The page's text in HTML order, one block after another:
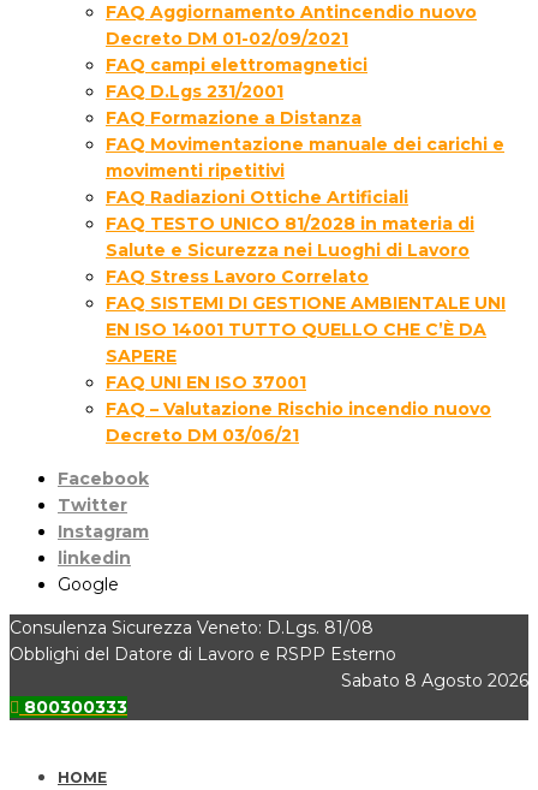
FAQ Aggiornamento Antincendio nuovo
Decreto DM 01-02/09/2021
FAQ campi elettromagnetici
FAQ D.Lgs 231/2001
FAQ Formazione a Distanza
FAQ Movimentazione manuale dei carichi e
movimenti ripetitivi
FAQ Radiazioni Ottiche Artificiali
FAQ TESTO UNICO 81/2028 in materia di
Salute e Sicurezza nei Luoghi di Lavoro
FAQ Stress Lavoro Correlato
FAQ SISTEMI DI GESTIONE AMBIENTALE UNI
EN ISO 14001 TUTTO QUELLO CHE C’È DA
SAPERE
FAQ UNI EN ISO 37001
FAQ – Valutazione Rischio incendio nuovo
Decreto DM 03/06/21
Facebook
Twitter
Instagram
linkedin
Google
Consulenza Sicurezza Veneto: D.Lgs. 81/08
Obblighi del Datore di Lavoro e RSPP Esterno
Sabato 8 Agosto 2026
800300333
HOME